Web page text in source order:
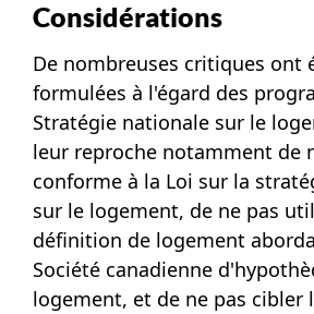
Considérations
De nombreuses critiques ont
formulées à l'égard des
Stratégie nationale sur le
leur reproche notamment de
conforme à la Loi sur la
sur le logement, de ne pas
définition de logement
Société canadienne
logement, et de ne pas cibler